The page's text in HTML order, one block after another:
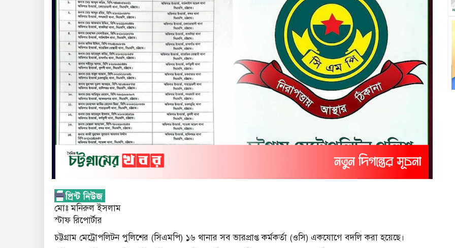
মোঃ মনিরুল ইসলাম
স্টাফ রিপোর্টার
চট্টগ্রাম মেট্রোপলিটন পুলিশের (সিএমপি) ১৬ থানার সব ভারপ্রাপ্ত কর্মকর্তা (ওসি) একযোগে বদলি করা হয়েছে।